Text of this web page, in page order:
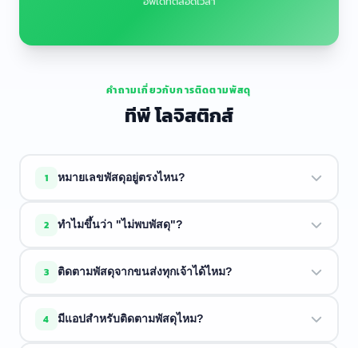
คำถามเกี่ยวกับการติดตามพัสดุ
ทีพี โลจิสติกส์
1 หมายเลขพัสดุอยู่ตรงไหน?
ขาย มักจะขึ้นต้นด้วยตัวอักษรตามด้วยตัวเลข
2 ทำไมขึ้นว่า "ไม่พบพัสดุ"?
ขนส่งบางแห่งใช้เวลา 1 ถึง 2 วันในการอัพเดตระบบ
3 ติดตามพัสดุจากขนส่งทุกเจ้าได้ไหม?
รายการด้านบน เราติดตามให้ได้
4 มีแอปสำหรับติดตามพัสดุไหม?